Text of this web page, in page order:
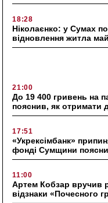
18:28
Ніколаєнко: у Сумах
відновлення житла
21:00
До 19 400 гривень на
пояснив, як отримати
17:51
«Укрексімбанк»
фонді Сумщини
11:00
Артем Кобзар вручив
відзнаки «Почесного